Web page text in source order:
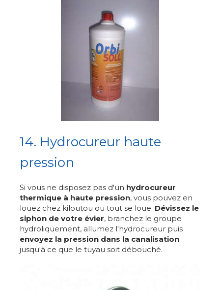
14. Hydrocureur haute
pression
Si vous ne disposez pas d'un hydrocureur
thermique à haute pression, vous pouvez en
louez chez kiloutou ou tout se loue. Dévissez le
siphon de votre évier, branchez le groupe
hydroliquement, allumez l'hydrocureur puis
envoyez la pression dans la canalisation
jusqu'à ce que le tuyau soit débouché.